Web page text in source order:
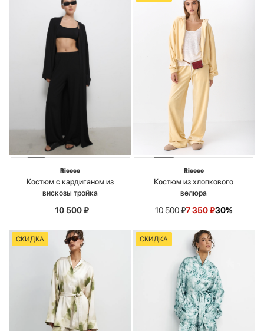
Ricoco
Костюм с кардиганом из
вискозы тройка
10 500₽
Ricoco
Костюм из хлопкового
велюра
10 500₽7 350₽30%
СКИДКА СКИДКА